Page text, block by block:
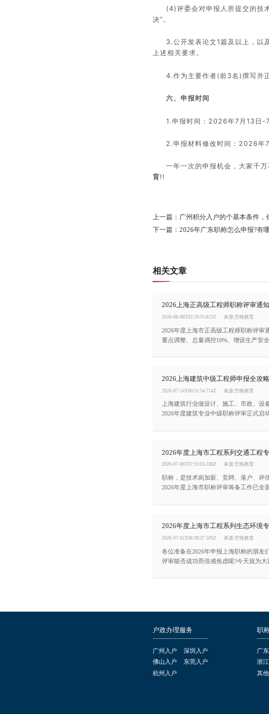
(4)评委会对申报人所提交的技
决”。
3.公开发表论文1篇及以上，以
上述相关要求。
4.作为主要作者(前3名)撰写并
六、申报时间
1.申报时间：2026年7月13日-
2.申报材料修改时间：2026
一年一次的申报机会，大家千
育!!
上一篇：广州积分入户的个基本条件，
下一篇：2026年广东职称怎么申报?有
相关文章
2026-08-06T02:19:55.815Z 来源:空格教育
2026年度上海市正高级工程师职称评审
重点调整、总量调控10%、增设生产安
2026-07-24T06:51:54.714Z 来源:空格教育
上海建筑行业做设计、施工、市政、设
2026年度建筑专业中级职称评审正式启
2026-07-06T07:53:03.336Z 来源:空格教育
职称，是技术岗加薪、竞聘、落户、评
2026年度上海市职称评审筹备工作已全
2026-07-01T08:39:37.105Z 来源:空格教育
各位准备在2026年申报上海职称的朋友
评审能否成功而倍感焦虑呢?今天就为大
户政办理服务
广州入户
深圳入户
佛山入户
东莞入户
杭州入户
职
广
浙
其